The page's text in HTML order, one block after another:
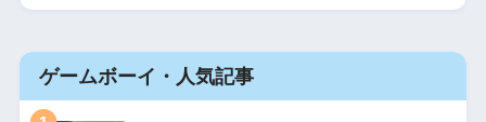
ゲームボーイ・人気記事